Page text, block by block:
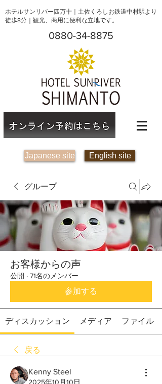
ホテルサンリバー四万十｜土佐くろしお鉄道中村駅より
徒歩8分｜観光、商用に便利な立地です。
0880-34-8875
Japanese site English site
グループ
お客様からの声
公開 · 71名のメンバー
参加する
ディスカッション メディア ファイル
戻る
Kenny Steel
2025年10月10日